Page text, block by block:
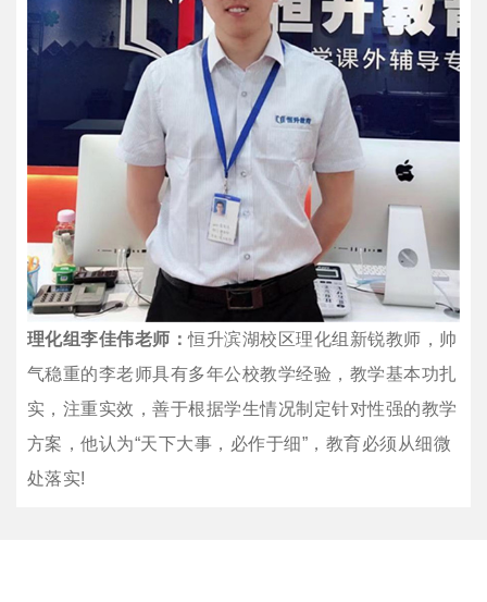
理化组李佳伟老师：恒升滨湖校区理化组新锐教师，帅
气稳重的李老师具有多年公校教学经验，教学基本功扎
实，注重实效，善于根据学生情况制定针对性强的教学
方案，他认为“天下大事，必作于细”，教育必须从细微
处落实!